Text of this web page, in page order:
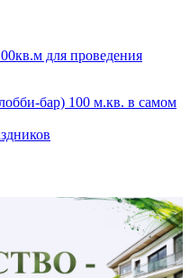
для проведения
бар) 100 м.кв. в самом